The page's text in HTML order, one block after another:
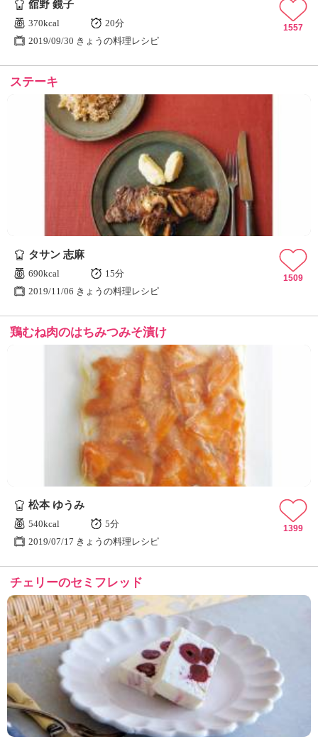
舘野 鏡子
370kcal
20分
2019/09/30 きょうの料理レシピ
1557
ステーキ
タサン 志麻
690kcal
15分
2019/11/06 きょうの料理レシピ
1509
鶏むね肉のはちみつみそ漬け
松本 ゆうみ
540kcal
5分
2019/07/17 きょうの料理レシピ
1399
チェリーのセミフレッド